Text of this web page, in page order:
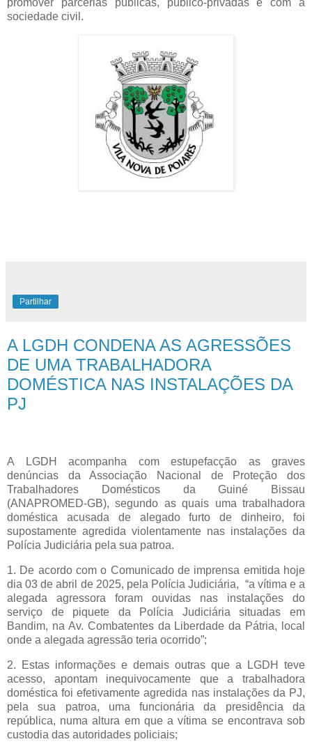
promover parcerias públicas, público-privadas e com a
sociedade civil.
Partilhar
A LGDH CONDENA AS AGRESSÕES
DE UMA TRABALHADORA
DOMÉSTICA NAS INSTALAÇÕES DA
PJ
A LGDH acompanha com estupefacção as graves
denúncias da Associação Nacional de Proteção dos
Trabalhadores Domésticos da Guiné Bissau
(ANAPROMED-GB), segundo as quais uma trabalhadora
doméstica acusada de alegado furto de dinheiro, foi
supostamente agredida violentamente nas instalações da
Polícia Judiciária pela sua patroa.
1. De acordo com o Comunicado de imprensa emitida hoje
dia 03 de abril de 2025, pela Polícia Judiciária, “a vítima e a
alegada agressora foram ouvidas nas instalações do
serviço de piquete da Polícia Judiciária situadas em
Bandim, na Av. Combatentes da Liberdade da Pátria, local
onde a alegada agressão teria ocorrido”;
2. Estas informações e demais outras que a LGDH teve
acesso, apontam inequivocamente que a trabalhadora
doméstica foi efetivamente agredida nas instalações da PJ,
pela sua patroa, uma funcionária da presidência da
república, numa altura em que a vítima se encontrava sob
custodia das autoridades policiais;